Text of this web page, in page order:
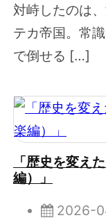
対峙したのは
テカ帝国。常
で倒せる […]
「歴史を変え
編）」
2026-